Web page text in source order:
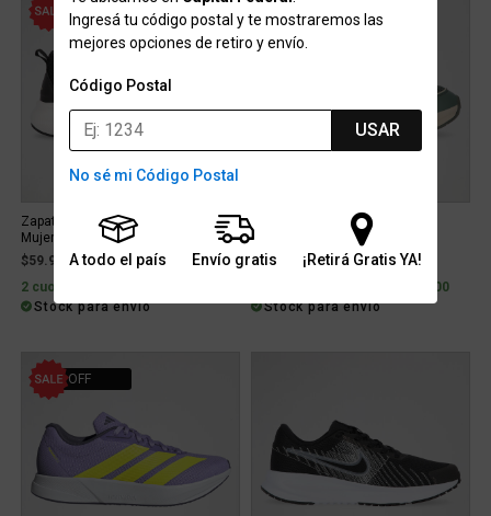
Ingresá tu código postal y te mostraremos las
mejores opciones de retiro y envío.
Código Postal
USAR
No sé mi Código Postal
A todo el país Envío gratis ¡Retirá Gratis YA!
25% OFF
Zapatillas Running Topper Fast 2.0
Mujer
$59.999Price reduced from
$79.999to 25% OFF
2 cuotas sin interés de $30.000
Stock para envío
18% OFF
Zapatillas Topper Vante
$64.999Price reduced from
$79.999 to18% OFF
2 cuotas sin interés de $32.500
Stock para envío
21% OFF